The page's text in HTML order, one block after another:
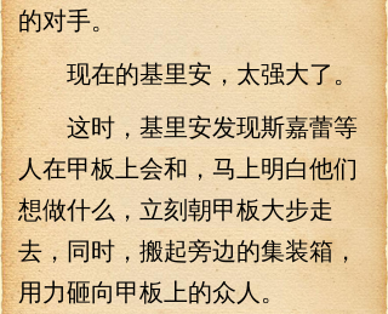
的对手。
现在的基里安，太强大了。
这时，基里安发现斯嘉蕾等
人在甲板上会和，马上明白他们
想做什么，立刻朝甲板大步走
去，同时，搬起旁边的集装箱，
用力砸向甲板上的众人。